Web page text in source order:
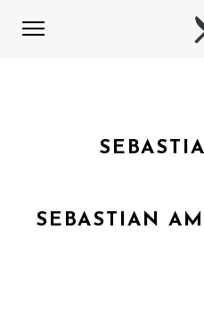
SEBASTIAN